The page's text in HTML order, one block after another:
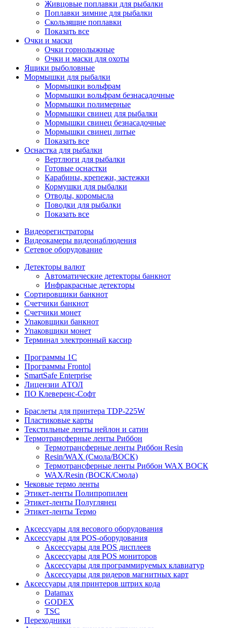
Живцовые поплавки для рыбалки
Поплавки зимние для рыбалки
Скользящие поплавки
Показать все
Очки и маски
Очки горнолыжные
Очки и маски для охоты
Ящики рыболовные
Мормышки для рыбалки
Мормышки вольфрам
Мормышки вольфрам безнасадочные
Мормышки полимерные
Мормышки свинец для рыбалки
Мормышки свинец безнасадочные
Мормышки свинец литые
Показать все
Оснастка для рыбалки
Вертлюги для рыбалки
Готовые оснастки
Карабины, крепежи, застежки
Кормушки для рыбалки
Отводы, коромысла
Поводки для рыбалки
Показать все
Видеорегистраторы
Видеокамеры видеонаблюдения
Сетевое оборудование
Детекторы валют
Автоматические детекторы банкнот
Инфракрасные детекторы
Сортировщики банкнот
Счетчики банкнот
Счетчики монет
Упаковщики банкнот
Упаковщики монет
Терминал электронный кассир
Программы 1C
Программы Frontol
SmartSafe Enterprise
Лицензии АТОЛ
ПО Клеверенс-Софт
Браслеты для принтера TDP-225W
Пластиковые карты
Текстильные ленты нейлон и сатин
Термотрансферные ленты Риббон
Термотрансферные ленты Риббон Resin
Resin/WAX (Смола/ВОСК)
Термотрансферные ленты Риббон WAX ВОСК
WAX/Resin (ВОСК/Смола)
Чековые термо ленты
Этикет-ленты Полипропилен
Этикет-ленты Полуглянец
Этикет-ленты Термо
Аксессуары для весового оборудования
Аксессуары для POS-оборудования
Аксессуары для POS дисплеев
Аксессуары для POS мониторов
Аксессуары для программируемых клавиатур
Аксессуары для ридеров магнитных карт
Аксессуары для принтеров штрих кода
Datamax
GODEX
TSC
Переходники